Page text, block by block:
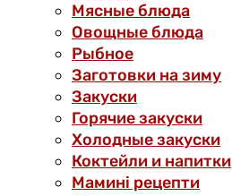
Мясные блюда
Овощные блюда
Рыбное
Заготовки на зиму
Закуски
Горячие закуски
Холодные закуски
Коктейли и напитки
Мамині рецепти